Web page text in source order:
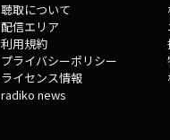
聴取について
配信エリア
利用規約
プライバシーポリシー
ライセンス情報
radiko news